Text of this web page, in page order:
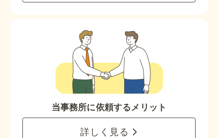
当事務所に依頼するメリット
詳しく見る